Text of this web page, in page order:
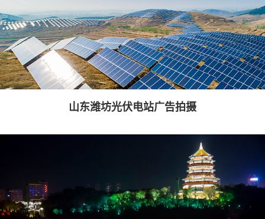
山东潍坊光伏电站广告拍摄